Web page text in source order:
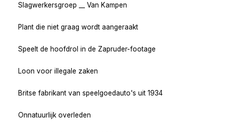
Slagwerkersgroep __ Van Kampen
Plant die niet graag wordt aangeraakt
Speelt de hoofdrol in de Zapruder-footage
Loon voor illegale zaken
Britse fabrikant van speelgoedauto's uit 1934
Onnatuurlijk overleden